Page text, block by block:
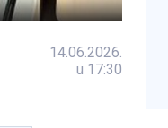
14.06.2026.
u 17:30